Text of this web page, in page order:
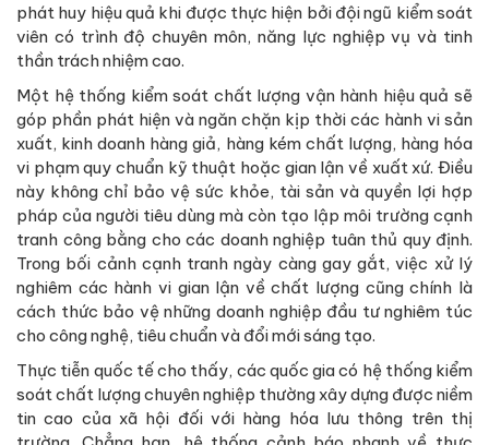
phát huy hiệu quả khi được thực hiện bởi đội ngũ kiểm soát
viên có trình độ chuyên môn, năng lực nghiệp vụ và tinh
thần trách nhiệm cao.
Một hệ thống kiểm soát chất lượng vận hành hiệu quả sẽ
góp phần phát hiện và ngăn chặn kịp thời các hành vi sản
xuất, kinh doanh hàng giả, hàng kém chất lượng, hàng hóa
vi phạm quy chuẩn kỹ thuật hoặc gian lận về xuất xứ. Điều
này không chỉ bảo vệ sức khỏe, tài sản và quyền lợi hợp
pháp của người tiêu dùng mà còn tạo lập môi trường cạnh
tranh công bằng cho các doanh nghiệp tuân thủ quy định.
Trong bối cảnh cạnh tranh ngày càng gay gắt, việc xử lý
nghiêm các hành vi gian lận về chất lượng cũng chính là
cách thức bảo vệ những doanh nghiệp đầu tư nghiêm túc
cho công nghệ, tiêu chuẩn và đổi mới sáng tạo.
Thực tiễn quốc tế cho thấy, các quốc gia có hệ thống kiểm
soát chất lượng chuyên nghiệp thường xây dựng được niềm
tin cao của xã hội đối với hàng hóa lưu thông trên thị